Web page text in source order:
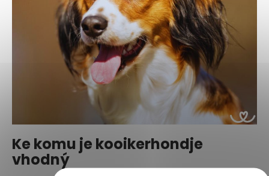
Ke komu je kooikerhondje
vhodný